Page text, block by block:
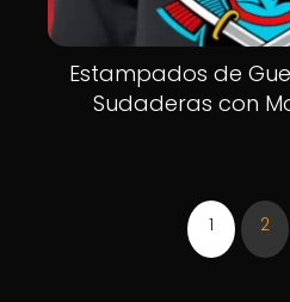
Estampados de
Sudaderas con
1 2